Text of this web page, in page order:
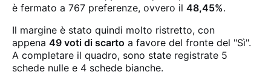
è fermato a 767 preferenze, ovvero il 48,45%.
Il margine è stato quindi molto ristretto, con
appena 49 voti di scarto a favore del fronte del "Sì".
A completare il quadro, sono state registrate 5
schede nulle e 4 schede bianche.